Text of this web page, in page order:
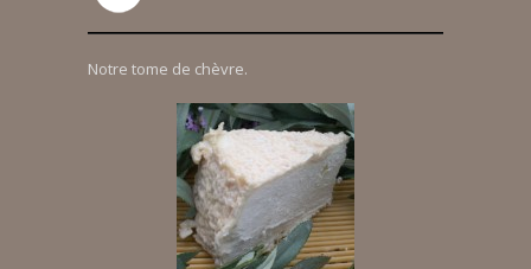
Notre tome de chèvre.